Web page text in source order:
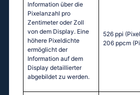
Information über die
Pixelanzahl pro
Zentimeter oder Zoll
von dem Display. Eine
höhere Pixeldichte
ermöglicht der
Information auf dem
Display detaillierter
abgebildet zu werden.
526 ppi
206 ppcm